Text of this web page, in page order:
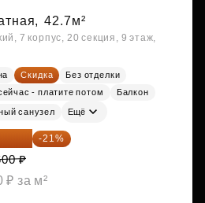
42.7м²
7 корпус, 20 секция, 9 этаж,
Скидка
Без отделки
- платите потом
Балкон
санузел Ещё
₽ -21%
₽
₽ за м²